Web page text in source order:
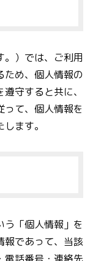
。）では、ご利用
ため、個人情報の
守すると共に、
て、個人情報を
ます。
う「個人情報」を
報であって、当該